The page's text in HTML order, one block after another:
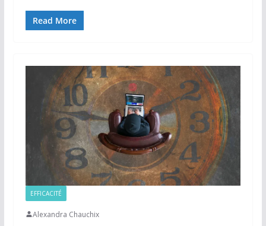
Read More
EFFICACITÉ
Alexandra Chauchix